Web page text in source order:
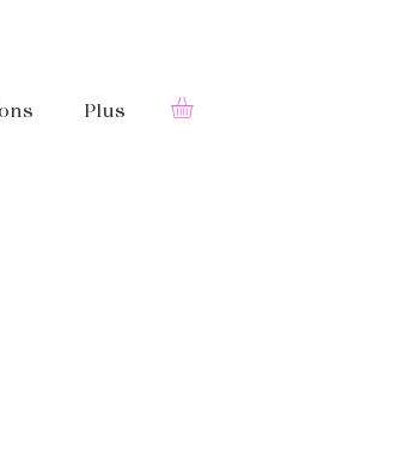
Plus